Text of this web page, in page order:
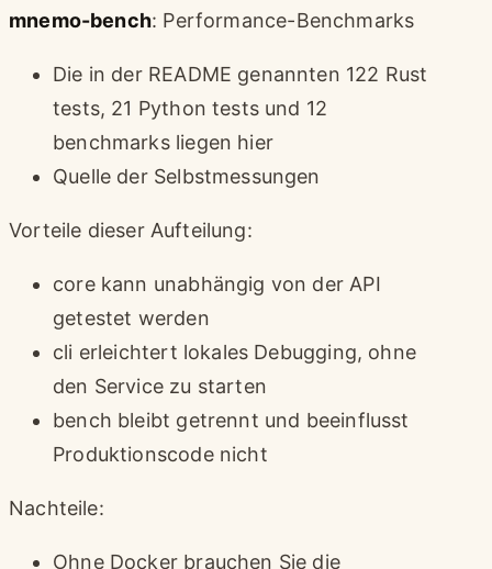
mnemo-bench: Performance-Benchmarks
Die in der README genannten 122 Rust
tests, 21 Python tests und 12
benchmarks liegen hier
Quelle der Selbstmessungen
Vorteile dieser Aufteilung:
core kann unabhängig von der API
getestet werden
cli erleichtert lokales Debugging, ohne
den Service zu starten
bench bleibt getrennt und beeinflusst
Produktionscode nicht
Nachteile:
Ohne Docker brauchen Sie die